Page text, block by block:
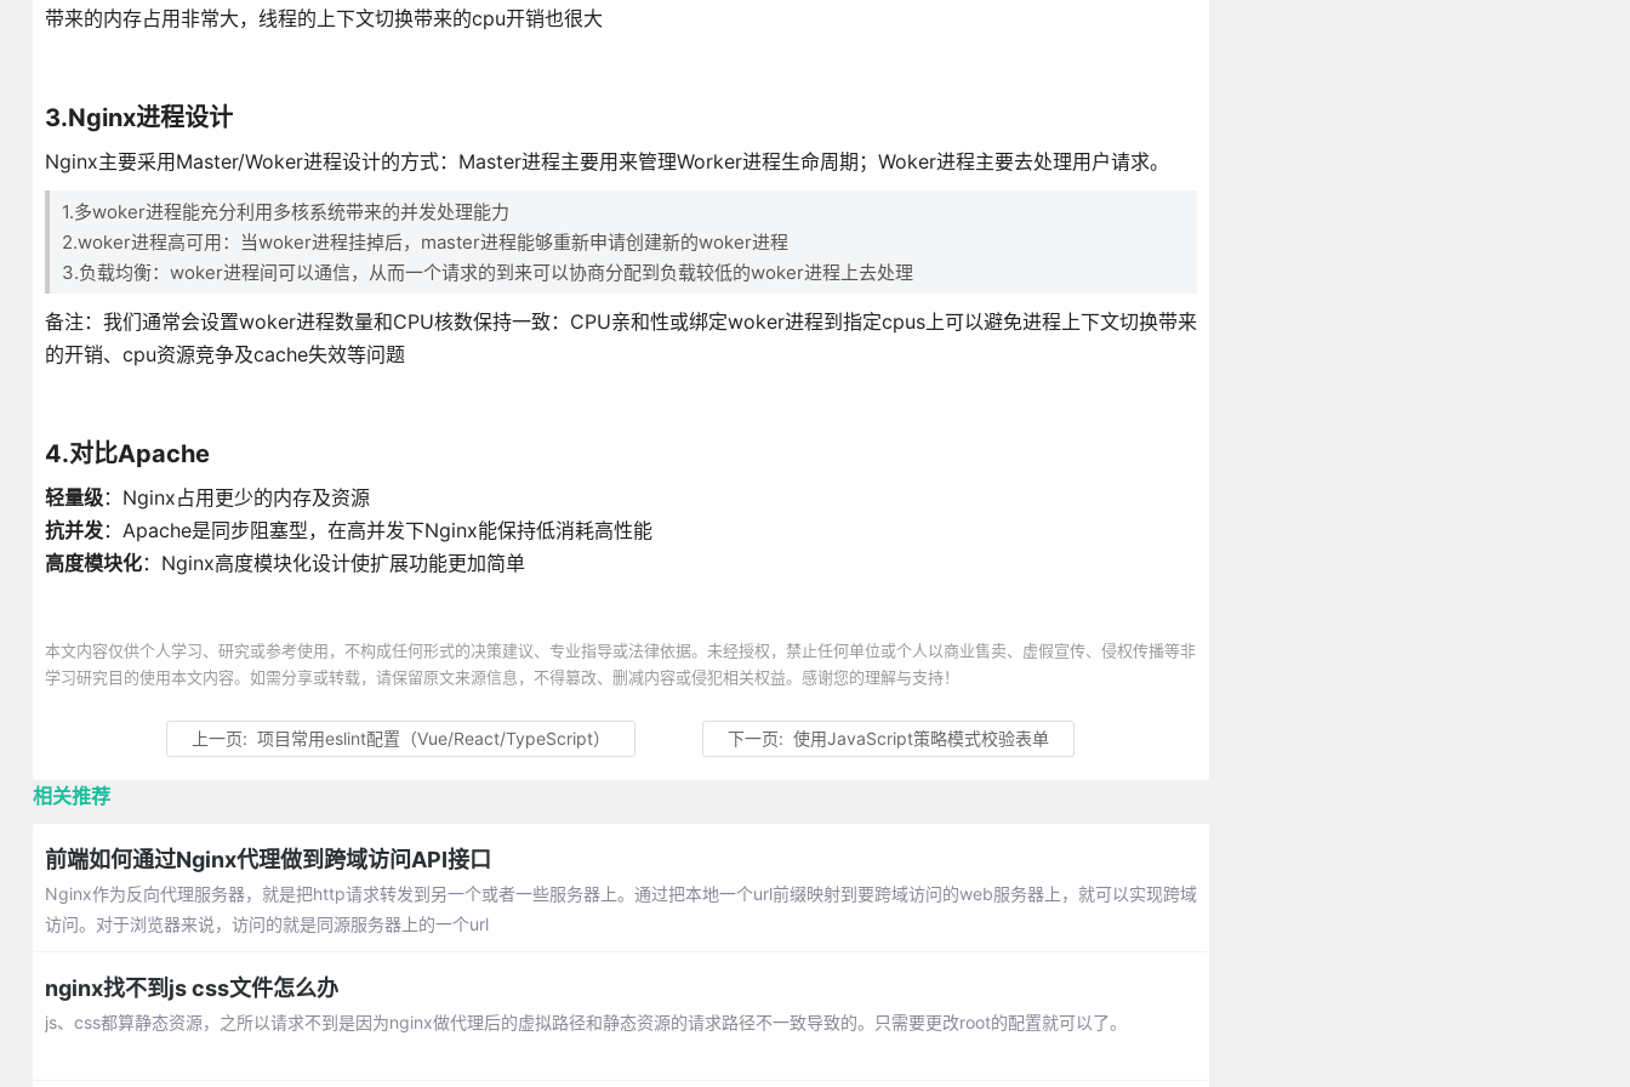
带来的内存占用非常大，线程的上下文切换带来的cpu开销也很大
3.Nginx进程设计
Nginx主要采用Master/Woker进程设计的方式：Master进程主要用来管理Worker进程生命周期；Woker进程主要去处理用户请求。
1.多woker进程能充分利用多核系统带来的并发处理能力
2.woker进程高可用：当woker进程挂掉后，master进程能够重新申请创建新的woker进程
3.负载均衡：woker进程间可以通信，从而一个请求的到来可以协商分配到负载较低的woker进程上去处理
备注：我们通常会设置woker进程数量和CPU核数保持一致：CPU亲和性或绑定woker进程到指定cpus上可以避免进程上下文切换带来
的开销、cpu资源竞争及cache失效等问题
4.对比Apache
轻量级：Nginx占用更少的内存及资源
抗并发：Apache是同步阻塞型，在高并发下Nginx能保持低消耗高性能
高度模块化：Nginx高度模块化设计使扩展功能更加简单
本文内容仅供个人学习、研究或参考使用，不构成任何形式的决策建议、专业指导或法律依据。未经授权，禁止任何单位或个人以商业售卖、虚假宣传、侵权传播等非
学习研究目的使用本文内容。如需分享或转载，请保留原文来源信息，不得篡改、删减内容或侵犯相关权益。感谢您的理解与支持！
上一页:项目常用eslint配置（Vue/React/TypeScript） 下一页:使用JavaScript策略模式校验表单
相关推荐
前端如何通过Nginx代理做到跨域访问API接口
Nginx作为反向代理服务器，就是把http请求转发到另一个或者一些服务器上。通过把本地一个url前缀映射到要跨域访问的web服务器上，就可以实现跨域
访问。对于浏览器来说，访问的就是同源服务器上的一个url
nginx找不到js css文件怎么办
js、css都算静态资源，之所以请求不到是因为nginx做代理后的虚拟路径和静态资源的请求路径不一致导致的。只需要更改root的配置就可以了。